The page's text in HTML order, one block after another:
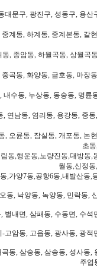
문구, 광진구, 성동구, 용
계동, 하계동, 중계본동,
, 종암동, 하월곡동, 상월
곡동, 화양동, 금호동, 마
수동, 누상동, 동숭동, 명
연남동, 염리동, 용강동, 중
, 오륜동, 잠실동, 개포동,
초
동,행운동,노량진동,대방
월동,신정
,가양7동,공항6동,내발산동,
동, 낙양동, 녹양동, 민락동,
별내면, 삼패동, 수동면, 수
-고암동, 고읍동, 광사동, 광
동, 삼숭동, 삼송동, 성사
주엽